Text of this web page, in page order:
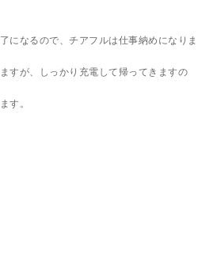
になるので、チアフルは仕事納めになりま
すが、しっかり充電して帰ってきますの
す。